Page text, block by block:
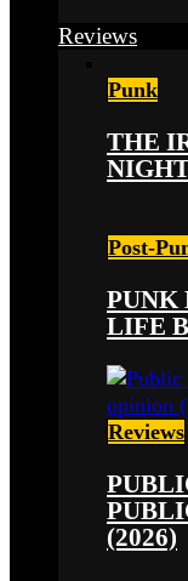
Reviews
Punk
THE
Post-
PUNK
LIFE
Reviews
(2026)